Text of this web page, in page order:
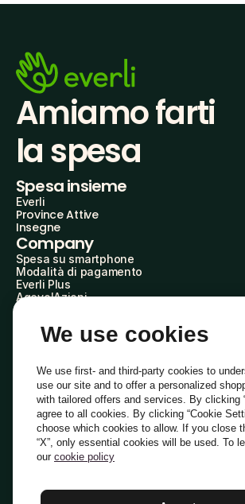
Amiamo farti
la spesa
Spesa insieme
Everli
Province Attive
Insegne
Company
Spesa su smartphone
Modalità di pagamento
Everli Plus
AgevolAzioni
Everli Shoppers
Scopri chi siamo
Domande frequenti
Lavora con noi
Diventa Shopper
Investitori
PrivacyCookiePreferenze
Termini e Condizioni
Italiano
We use cookies
We use first- and third-party cookies to
use our site and to offer a personalized
with tailored offers and services. By clicking
agree to all cookies. By clicking “Cookie
choose which cookies to allow. If you close
“X”, only essential cookies will be used. To
our cookie policy